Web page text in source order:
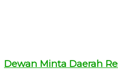
Dewan Minta Daerah